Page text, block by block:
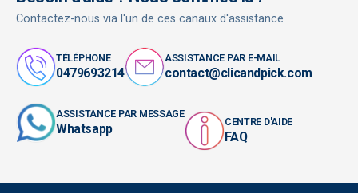
Contactez-nous via l'un de ces canaux d'assistance
TÉLÉPHONE
0479693214
ASSISTANCE PAR E-MAIL
contact@clicandpick.com
ASSISTANCE PAR MESSAGE
Whatsapp CENTRE D'AIDE
FAQ